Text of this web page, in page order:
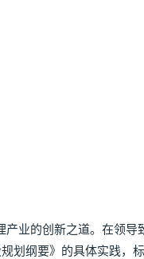
业的创新之道。在领导
划纲要》的具体实践，